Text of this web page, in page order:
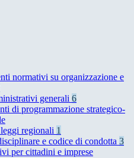
normativi su organizzazione e
generali 6
di programmazione strategico-
regionali 1
e codice di condotta 3
per cittadini e imprese